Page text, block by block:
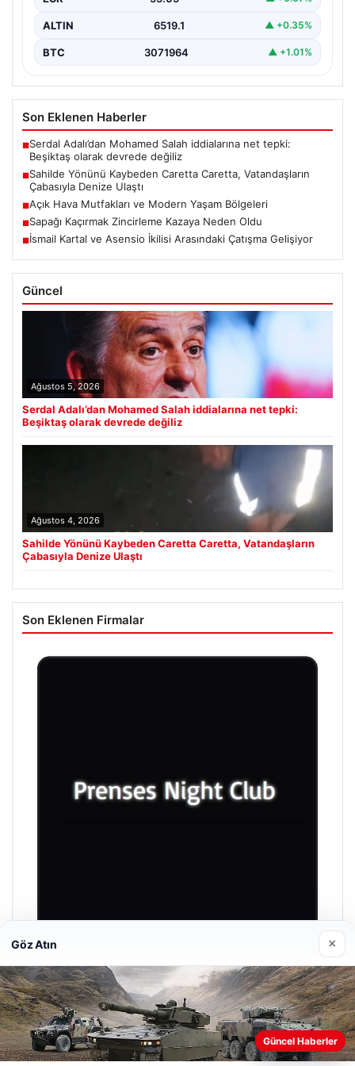
ALTIN 6519.1 ▲ +0.35%
BTC 3071964 ▲ +1.01%
Son Eklenen Haberler
■Serdal Adalı’dan Mohamed Salah iddialarına net tepki:
Beşiktaş olarak devrede değiliz
■Sahilde Yönünü Kaybeden Caretta Caretta, Vatandaşların
Çabasıyla Denize Ulaştı
■Açık Hava Mutfakları ve Modern Yaşam Bölgeleri
■Sapağı Kaçırmak Zincirleme Kazaya Neden Oldu
■İsmail Kartal ve Asensio İkilisi Arasındaki Çatışma Gelişiyor
Güncel
Ağustos 5, 2026
Serdal Adalı’dan Mohamed Salah iddialarına net tepki:
Beşiktaş olarak devrede değiliz
Ağustos 4, 2026
Sahilde Yönünü Kaybeden Caretta Caretta, Vatandaşların
Çabasıyla Denize Ulaştı
Son Eklenen Firmalar
Prenses Night Club
Nisan 29, 2026
Web sitemizi nasıl kullandığınızı daha iyi anlayabilmek,
Göz Atın ×
Güncel Haberler